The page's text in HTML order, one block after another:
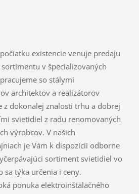
existencie venuje predaju
v špecializovaných
so stálymi
architektov a realizátorov
z dokonalej znalosti trhu a dobrej
svietidiel z radu renomovaných
výrobcov. V našich
je Vám k dispozícii odborne
sortiment svietidiel vo
sa týka určenia i ceny.
ponuka elektroinštalačného